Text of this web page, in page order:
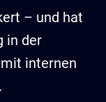
– und hat
in der
internen